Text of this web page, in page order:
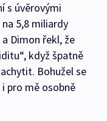
s úvěrovými
5,8 miliardy
Dimon řekl, že
když špatně
Bohužel se
pro mě osobně